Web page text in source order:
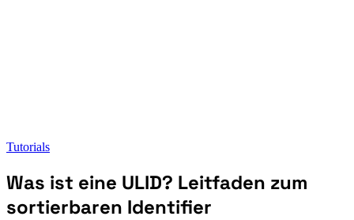
Tutorials
Was ist eine ULID? Leitfaden zum
sortierbaren Identifier